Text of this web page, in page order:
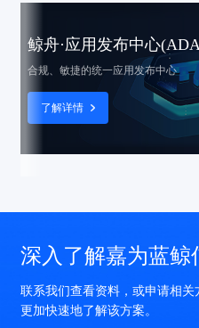
舟·应用发布中心(ADA)
规、敏捷的统一应用发布中心
了解详情
深入了解嘉为蓝鲸
联系我们查看资料，或申请相
更加快速地了解该方案。